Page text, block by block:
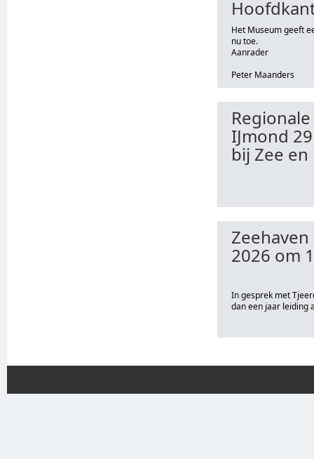
Het Museum geeft
nu toe.
Aanrader
Peter Maanders
IJmond
bij Zee
2026 om
In gesprek met
dan een jaar leiding